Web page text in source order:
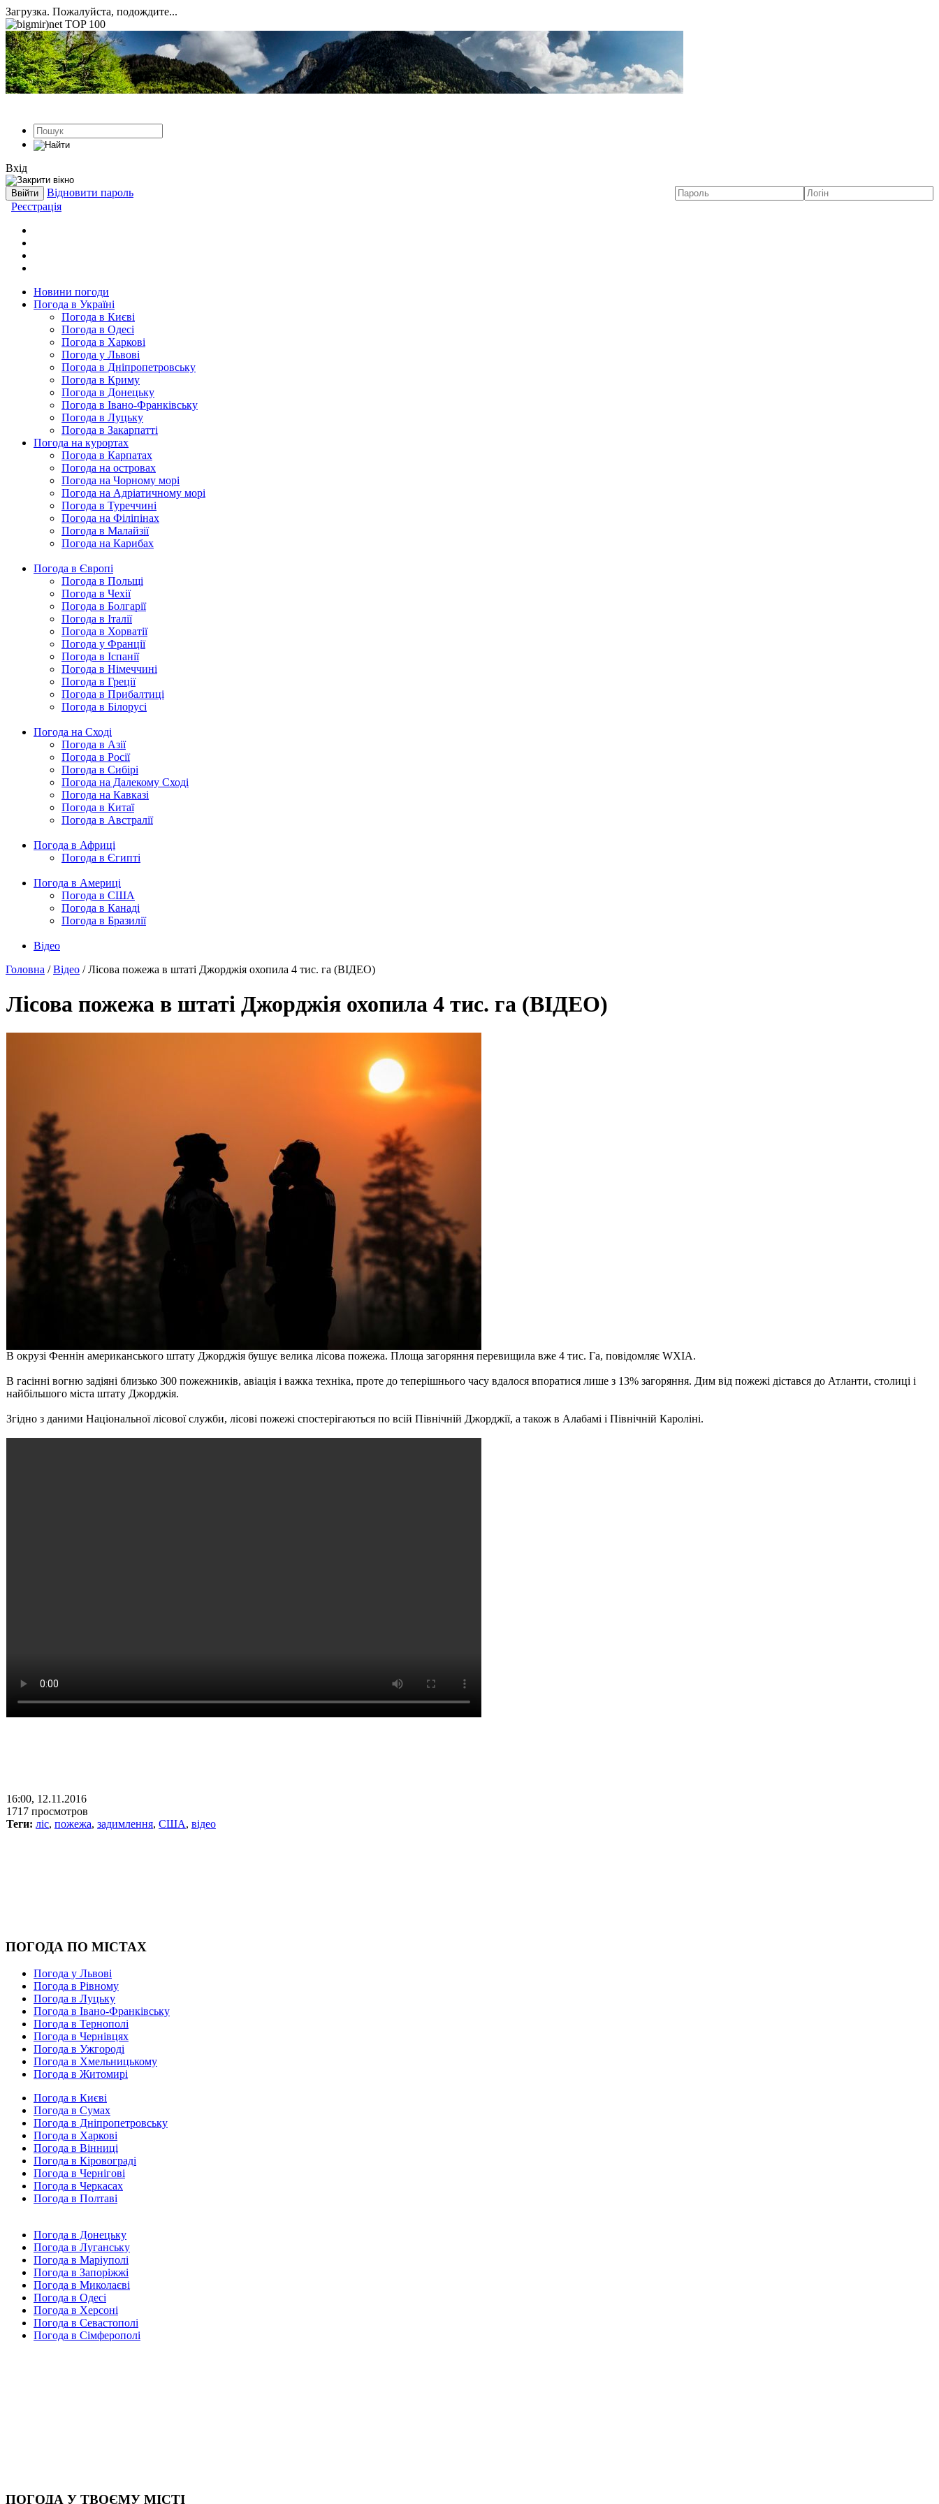
Загрузка. Пожалуйста, подождите...
Вхід
Відновити пароль
Реєстрація
Новини погоди
Погода в Україні
Погода в Києві
Погода в Одесі
Погода в Харкові
Погода у Львові
Погода в Дніпропетровську
Погода в Криму
Погода в Донецьку
Погода в Івано-Франківську
Погода в Луцьку
Погода в Закарпатті
Погода на курортах
Погода в Карпатах
Погода на островах
Погода на Чорному морі
Погода на Адріатичному морі
Погода в Туреччині
Погода на Філіпінах
Погода в Малайзії
Погода на Карибах
Погода в Європі
Погода в Польщі
Погода в Чехії
Погода в Болгарії
Погода в Італії
Погода в Хорватії
Погода у Франції
Погода в Іспанії
Погода в Німеччині
Погода в Греції
Погода в Прибалтиці
Погода в Білорусі
Погода на Сході
Погода в Азії
Погода в Росії
Погода в Сибірі
Погода на Далекому Сході
Погода на Кавказі
Погода в Китаї
Погода в Австралії
Погода в Африці
Погода в Єгипті
Погода в Америці
Погода в США
Погода в Канаді
Погода в Бразилії
Відео
Головна /Відео / Лісова пожежа в штаті Джорджія охопила 4 тис. га (ВІДЕО)
Лісова пожежа в штаті Джорджія охопила 4 тис. га (ВІДЕО)
В окрузі Феннін американського штату Джорджія бушує велика лісова пожежа. Площа загоряння перевищила вже 4 тис. Га, повідомляє WXIA.
В гасінні вогню задіяні близько 300 пожежників, авіація і важка техніка, проте до теперішнього часу вдалося впоратися лише з 13% загоряння. Дим від пожежі дістався до Атланти, столиці і
найбільшого міста штату Джорджія.
Згідно з даними Національної лісової служби, лісові пожежі спостерігаються по всій Північній Джорджії, а також в Алабамі і Північній Кароліні.
16:00, 12.11.2016
1717 просмотров
Теги: ліс, пожежа, задимлення, США, відео
ПОГОДА ПО МІСТАХ
Погода у Львові
Погода в Рівному
Погода в Луцьку
Погода в Івано-Франківську
Погода в Тернополі
Погода в Чернівцях
Погода в Ужгороді
Погода в Хмельницькому
Погода в Житомирі
Погода в Києві
Погода в Сумах
Погода в Дніпропетровську
Погода в Харкові
Погода в Вінниці
Погода в Кіровограді
Погода в Чернігові
Погода в Черкасах
Погода в Полтаві
Погода в Донецьку
Погода в Луганську
Погода в Маріуполі
Погода в Запоріжжі
Погода в Миколаєві
Погода в Одесі
Погода в Херсоні
Погода в Севастополі
Погода в Сімферополі
ПОГОДА У ТВОЄМУ МІСТІ